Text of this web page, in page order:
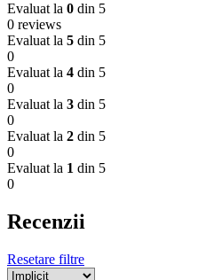
Evaluat la 0 din 5
0 reviews
Evaluat la 5 din 5
0
Evaluat la 4 din 5
0
Evaluat la 3 din 5
0
Evaluat la 2 din 5
0
Evaluat la 1 din 5
0
Recenzii
Resetare filtre